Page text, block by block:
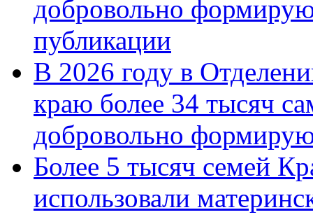
добровольно
публикации
В 2026 году в
краю более 34 тысяч
добровольно
Более 5 тысяч семей
использовали